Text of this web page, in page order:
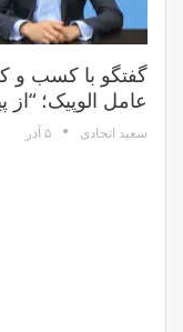
گفتگو با کسب و
عامل الوپیک؛
سعید اتحادی ۵ آذر